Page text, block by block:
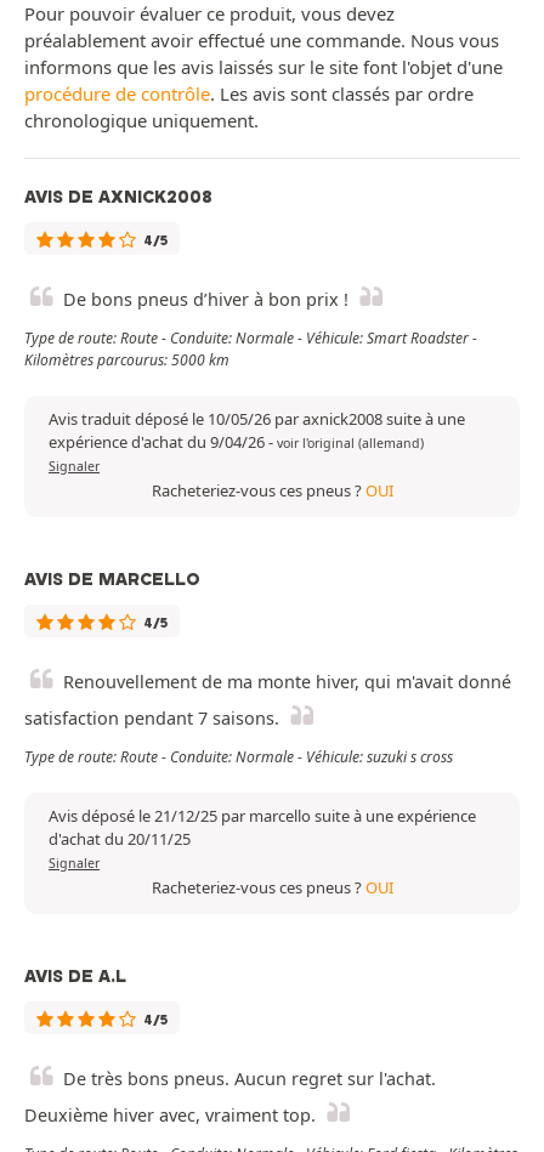
Pour pouvoir évaluer ce produit, vous devez
préalablement avoir effectué une commande. Nous vous
informons que les avis laissés sur le site font l'objet d'une
procédure de contrôle. Les avis sont classés par ordre
chronologique uniquement.
AVIS DE AXNICK2008
4/5
De bons pneus d’hiver à bon prix !
Type de route: Route - Conduite: Normale - Véhicule: Smart Roadster -
Kilomètres parcourus: 5000 km
Avis traduit déposé le 10/05/26 par axnick2008 suite à une
expérience d'achat du 9/04/26- voir l'original (allemand)
Signaler
Racheteriez-vous ces pneus ?OUI
AVIS DE MARCELLO
4/5
Renouvellement de ma monte hiver, qui m'avait donné
satisfaction pendant 7 saisons.
Type de route: Route - Conduite: Normale - Véhicule: suzuki s cross
Avis déposé le 21/12/25 par marcello suite à une expérience
d'achat du 20/11/25
Signaler
Racheteriez-vous ces pneus ?OUI
AVIS DE A.L
4/5
De très bons pneus. Aucun regret sur l'achat.
Deuxième hiver avec, vraiment top.